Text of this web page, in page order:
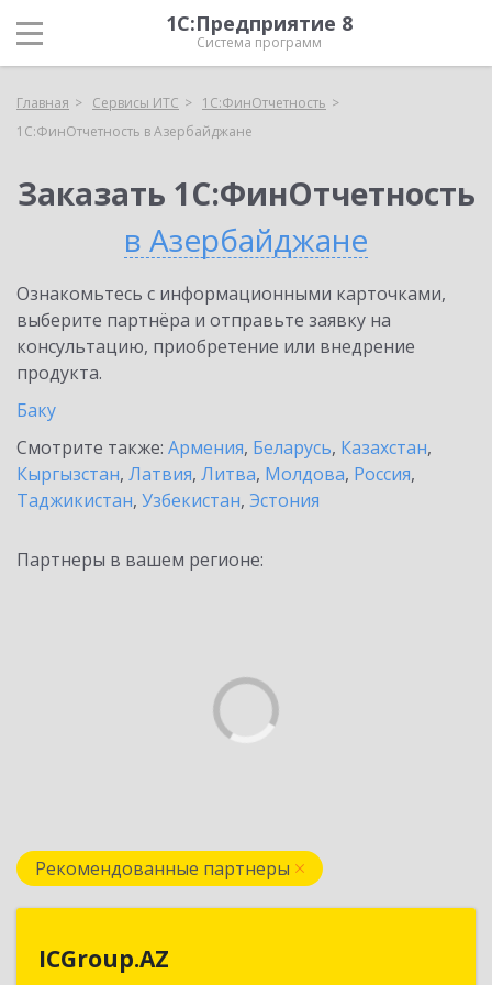
1С:Предприятие 8
Система программ
Главная Сервисы ИТС
1С:ФинОтчетность
1С:ФинОтчетность в Азербайджане
Заказать 1С:ФинОтчетность
в Азербайджане
Ознакомьтесь с информационными карточками,
выберите партнёра и отправьте заявку на
консультацию, приобретение или внедрение
продукта.
Баку
Смотрите также: Армения, Беларусь, Казахстан,
Кыргызстан, Латвия, Литва, Молдова, Россия,
Таджикистан, Узбекистан, Эстония
Партнеры в вашем регионе:
Рекомендованные партнеры
ICGroup.AZ